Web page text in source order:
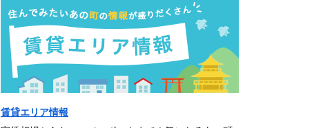
賃貸エリア情報